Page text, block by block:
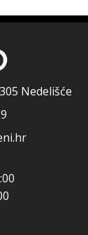
Nedelišće